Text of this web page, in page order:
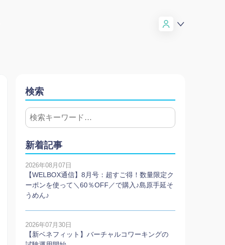
検索
新着記事
2026年08月07日
【WELBOX通信】8月号：超すご得！数量限定ク
ーポンを使って＼60％OFF／で購入♪島原手延そ
うめん♪
2026年07月30日
【新ベネフィット】バーチャルコワーキングの